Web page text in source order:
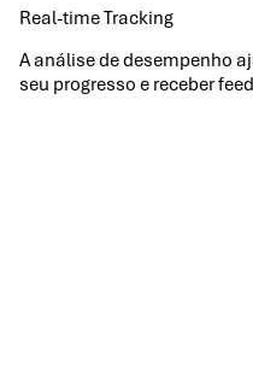
Real-time Tracking​
A análise de desempenho
seu progresso e receber